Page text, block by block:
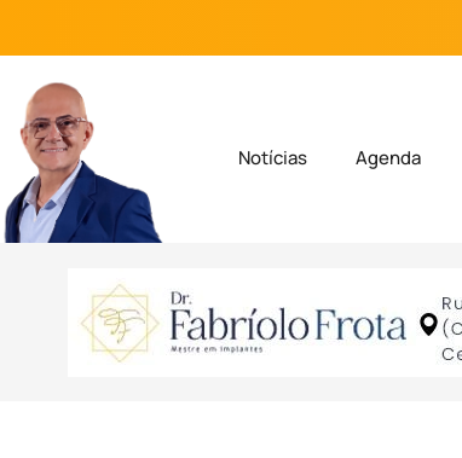
Notícias Agenda